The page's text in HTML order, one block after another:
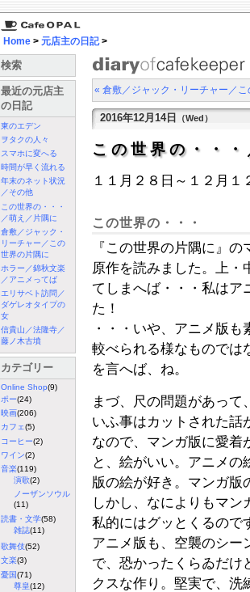
Home > 元店主の日記>
検索
最近の元店主
の日記
東のエデン
ヲタクの人々
スマホに変へる
時間が早く流れる
年末のネット状況
／その他
この世界の・・・
／萌え／片隅に
倉敷／ジャック・
リーチャー／この
世界の片隅に
ホラー／錦秋文楽
／アニメってば
エリサベト訪問／
ダゲレオタイプの
女
信貴山／法隆寺／
藤ノ木古墳
カテゴリー
Online Shop(9)
ポー(24)
映画(206)
カフェ(5)
コーヒー(2)
ワイン(2)
音楽(119)
演歌(2)
ノーザンソウル
(11)
読書・文学(58)
雑誌(11)
歌舞伎(52)
文楽(3)
憂国(71)
尊皇(12)
« 倉敷／ジャック・リーチャー／
2016年12月14日 （Wed）
この世界の・・
１１月２８日～１２月１
この世界の・・・
『この世界の片隅に』
原作を読みました。上・
てしまへば・・・私はア
た！
・・・いや、アニメ版
較べられる様なものでは
を言へば、ね。
まづ、尺の問題があっ
いふ事はカットされた話
なので、マンガ版に愛着
と、絵がいい。アニメ
版の絵が好き。マンガ版
しかし、なによりもマ
私的にはグッとくるので
アニメ版も、空襲のシー
で、恐かったくらゐだけ
クスな作り。堅実で、洗